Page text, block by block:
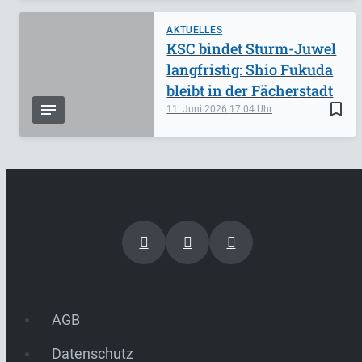
AKTUELLES
bookmark_border
11. Juni 2026 17:04
KSC bindet Sturm-Juwel
langfristig: Shio Fukuda
bleibt in der Fächerstadt
AGB
Datenschutz